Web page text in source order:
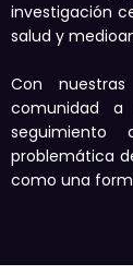
investigación
salud y
Con
comunidad
seguimiento
problemática
como una